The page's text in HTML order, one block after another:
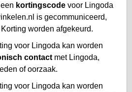
kortingscode voor Lingoda
is gecommuniceerd,
worden afgekeurd.
voor Lingoda kan worden
contact met Lingoda,
of oorzaak.
voor Lingoda kan worden